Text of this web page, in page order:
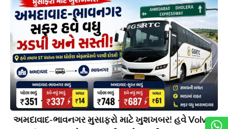
અમદાવાદ-ભાવનગર મુસાફરો માટે ખુશખબર! હવે Volvo